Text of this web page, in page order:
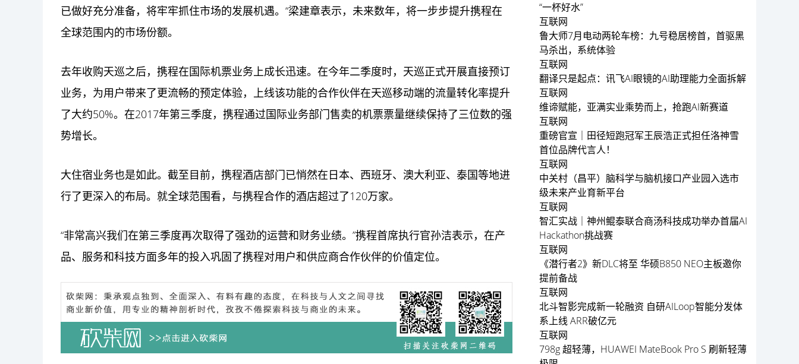
已做好充分准备，将牢牢抓住市场的发展机遇。“梁建章表示，未来数年，将一步步提升携程在
全球范围内的市场份额。
去年收购天巡之后，携程在国际机票业务上成长迅速。在今年二季度时，天巡正式开展直接预订
业务，为用户带来了更流畅的预定体验，上线该功能的合作伙伴在天巡移动端的流量转化率提升
了大约50%。在2017年第三季度，携程通过国际业务部门售卖的机票票量继续保持了三位数的强
势增长。
大住宿业务也是如此。截至目前，携程酒店部门已悄然在日本、西班牙、澳大利亚、泰国等地进
行了更深入的布局。就全球范围看，与携程合作的酒店超过了120万家。
“非常高兴我们在第三季度再次取得了强劲的运营和财务业绩。”携程首席执行官孙洁表示，在产
品、服务和科技方面多年的投入巩固了携程对用户和供应商合作伙伴的价值定位。
“一杯好水”
互联网
鲁大师7月电动两轮车榜：九号稳居榜首，首驱黑
马杀出，系统体验
互联网
翻译只是起点：讯飞AI眼镜的AI助理能力全面拆解
互联网
维谛赋能，亚满实业乘势而上，抢跑AI新赛道
互联网
重磅官宣｜田径短跑冠军王辰浩正式担任洛神雪
首位品牌代言人！
互联网
中关村（昌平）脑科学与脑机接口产业园入选市
级未来产业育新平台
互联网
智汇实战｜神州鲲泰联合商汤科技成功举办首届AI
Hackathon挑战赛
互联网
《潜行者2》新DLC将至 华硕B850 NEO主板邀你
提前备战
互联网
北斗智影完成新一轮融资 自研AILoop智能分发体
系上线 ARR破亿元
互联网
798g 超轻薄，HUAWEI MateBook Pro S 刷新轻薄